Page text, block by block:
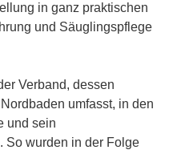
in ganz praktischen
und Säuglingspflege
Verband, dessen
umfasst, in den
und sein
So wurden in der Folge